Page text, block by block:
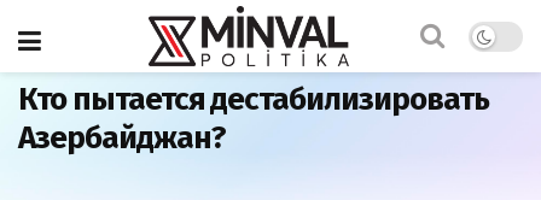
Главная Политика
Кто пытается дестабилизировать
Азербайджан?